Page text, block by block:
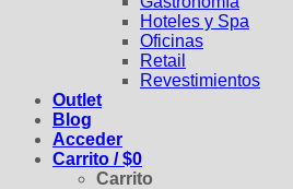
Hoteles y Spa
Oficinas
Retail
Revestimientos
Outlet
Blog
Acceder
Carrito /$0
Carrito